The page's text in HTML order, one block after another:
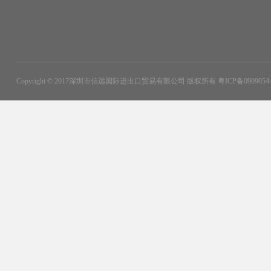
Copyright © 2017深圳市信远国际进出口贸易有限公司 版权所有 粤ICP备